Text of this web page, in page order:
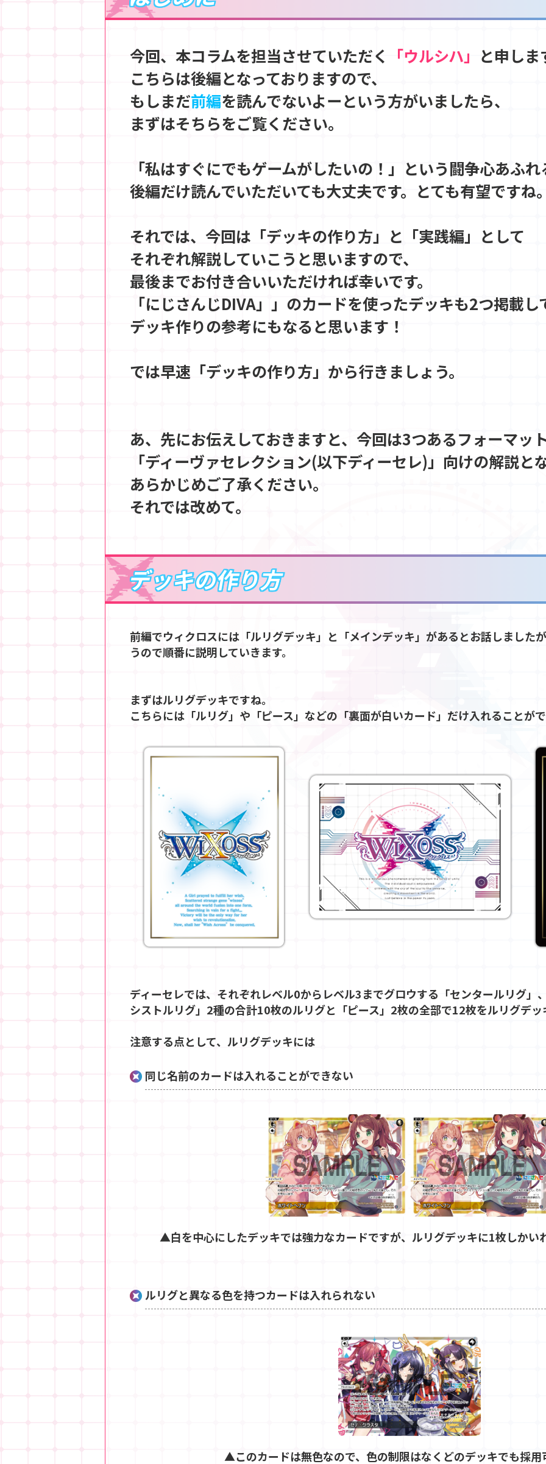
今回、本コラムを担当させていただく 「ウルシハ」 と申しま
こちらは後編となっておりますので、
もしまだ前編を読んでないよーという方がいましたら、
まずはそちらをご覧ください。
「私はすぐにでもゲームがしたいの！」という闘争心あふ
後編だけ読んでいただいても大丈夫です。とても有望ですね
それでは、今回は「デッキの作り方」と「実践編」として
それぞれ解説していこうと思いますので、
最後までお付き合いいただければ幸いです。
「にじさんじDIVA」」のカードを使ったデッキも2つ掲載
デッキ作りの参考にもなると思います！
では早速「デッキの作り方」から行きましょう。
あ、先にお伝えしておきますと、今回は3つあるフォーマッ
「ディーヴァセレクション(以下ディーセレ)」向けの解説と
あらかじめご了承ください。
それでは改めて。
デッキの作り方
前編でウィクロスには「ルリグデッキ」と「メインデッキ」があるとお話しました
うので順番に説明していきます。
まずはルリグデッキですね。
こちらには「ルリグ」や「ピース」などの「裏面が白いカード」だけ入れることが
ディーセレでは、それぞれレベル0からレベル3までグロウする「センタールリグ」
シストルリグ」2種の合計10枚のルリグと「ピース」2枚の全部で12枚をルリグデッ
注意する点として、ルリグデッキには
同じ名前のカードは入れることができない
▲白を中心にしたデッキでは強力なカードですが、ルリグデッキに1枚しかい
ルリグと異なる色を持つカードは入れられない
▲このカードは無色なので、色の制限はなくどのデッキでも採用